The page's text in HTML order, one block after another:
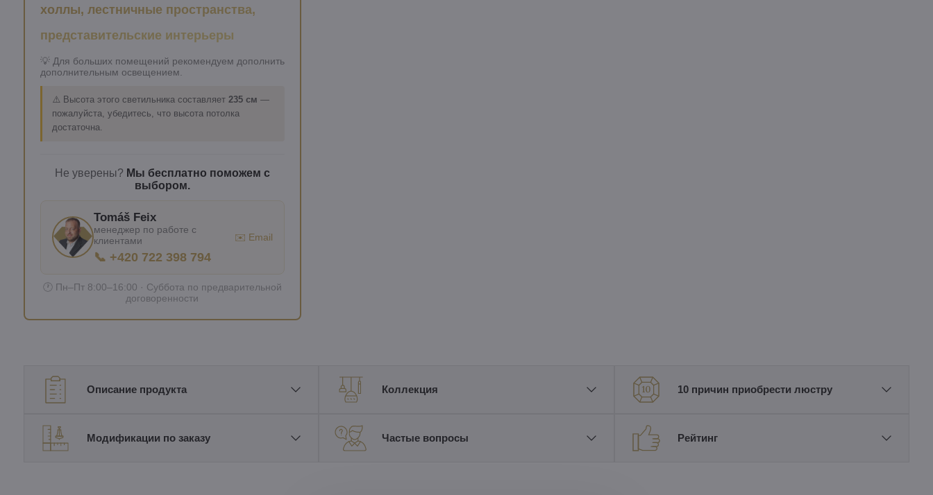
холлы, лестничные пространства,
представительские интерьеры
💡 Для больших помещений рекомендуем дополнить
дополнительным освещением.
⚠️ Высота этого светильника составляет 235 см —
пожалуйста, убедитесь, что высота потолка
достаточна.
Не уверены? Мы бесплатно поможем с
выбором.
Tomáš Feix
менеджер по работе с
клиентами
📞 +420 722 398 794
✉️ Email
🕐 Пн–Пт 8:00–16:00 · Суббота по предварительной
договоренности
Описание продукта Коллекция 10 причин приобрести люстру
Модификации по заказу Частые вопросы Рейтинг